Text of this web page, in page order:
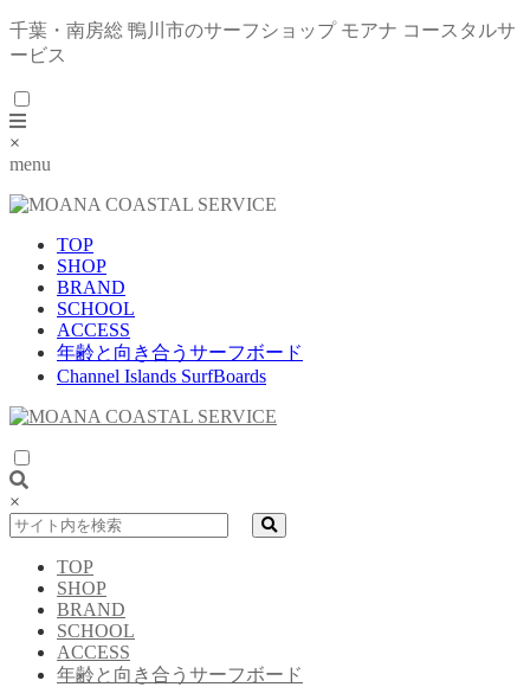
千葉・南房総 鴨川市のサーフショップ モアナ コースタルサ
ービス
×
menu
TOP
SHOP
BRAND
SCHOOL
ACCESS
年齢と向き合うサーフボード
Channel Islands SurfBoards
×
TOP
SHOP
BRAND
SCHOOL
ACCESS
年齢と向き合うサーフボード